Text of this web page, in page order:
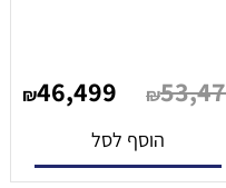
₪
₪46,499
הוסף לסל